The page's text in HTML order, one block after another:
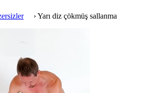
› Yarı diz çökmüş sallanma